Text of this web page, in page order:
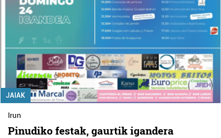
JAIAK
Irun
Pinudiko festak, gaurtik igandera